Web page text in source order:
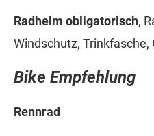
Radhelm obligatorisch,
Windschutz, Trinkfasche,
Bike Empfehlung
Rennrad